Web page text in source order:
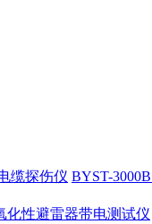
缆探伤仪 BYST-
化性避雷器带电测试仪